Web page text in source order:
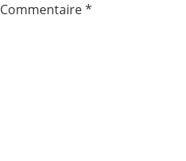
Commentaire*